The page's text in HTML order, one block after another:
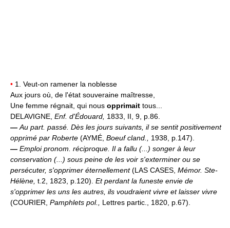
• 1. Veut-on ramener la noblesse
Aux jours où, de l'état souveraine maîtresse,
Une femme régnait, qui nous opprimait tous...
DELAVIGNE, Enf. d'Édouard, 1833, II, 9, p.86.
— Au part. passé. Dès les jours suivants, il se sentit positivement
opprimé par Roberte (AYMÉ, Boeuf cland., 1938, p.147).
— Emploi pronom. réciproque. Il a fallu (...) songer à leur
conservation (...) sous peine de les voir s'exterminer ou se
persécuter, s'opprimer éternellement(LAS CASES, Mémor. Ste-
Hélène, t.2, 1823, p.120). Et perdant la funeste envie de
s'opprimer les uns les autres, ils voudraient vivre et laisser vivre
(COURIER, Pamphlets pol., Lettres partic., 1820, p.67).